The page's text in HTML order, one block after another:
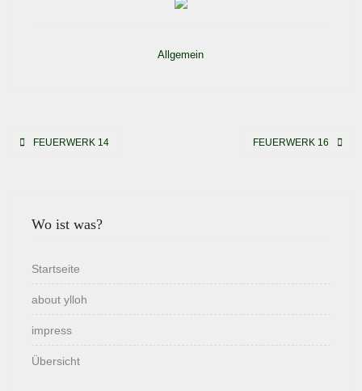
Allgemein
Beitragsnavigation
FEUERWERK 14 FEUERWERK 16
Wo ist was?
Startseite
about ylloh
impress
Übersicht